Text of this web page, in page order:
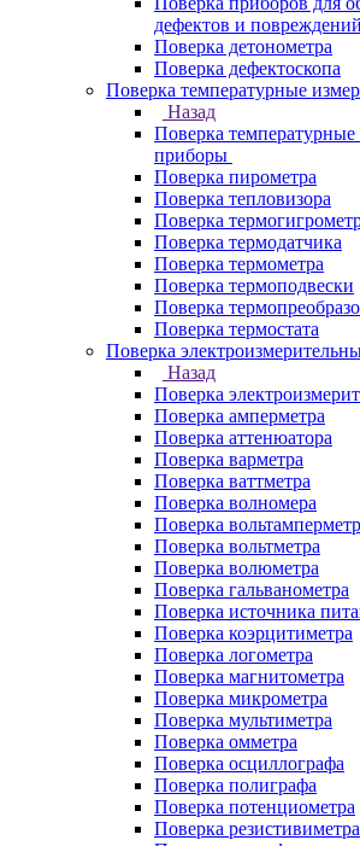
дефектов и повреждений
Поверка детонометра
Поверка дефектоскопа
Поверка температурные
Назад
Поверка
приборы
Поверка пирометра
Поверка тепловизора
Поверка
Поверка термодатчика
Поверка термометра
Поверка термоподвески
Поверка
Поверка термостата
Поверка
Назад
Поверка
Поверка амперметра
Поверка аттенюатора
Поверка варметра
Поверка ваттметра
Поверка волномера
Поверка
Поверка вольтметра
Поверка волюметра
Поверка гальванометра
Поверка источника
Поверка коэрцитиметра
Поверка логометра
Поверка магнитометра
Поверка микрометра
Поверка мультиметра
Поверка омметра
Поверка осциллографа
Поверка полиграфа
Поверка потенциометра
Поверка резистивиметра